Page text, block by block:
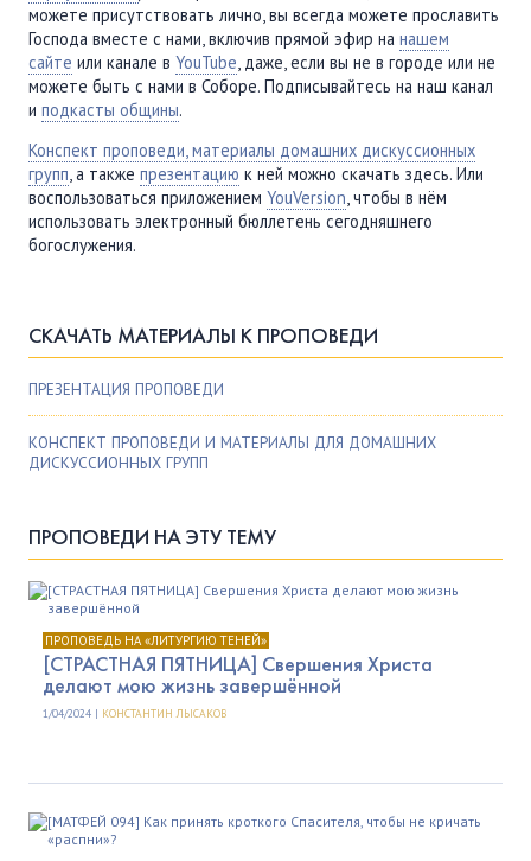
можете присутствовать лично, вы всегда можете прославить
Господа вместе с нами, включив прямой эфир на нашем
сайте или канале в YouTube , даже, если вы не в городе или не
можете быть с нами в Соборе. Подписывайтесь на наш канал
и подкасты общины.
Конспект проповеди, материалы домашних дискуссионных
групп, а также презентацию к ней можно скачать здесь. Или
воспользоваться приложением YouVersion, чтобы в нём
использовать электронный бюллетень сегодняшнего
богослужения.
СКАЧАТЬ МАТЕРИАЛЫ К ПРОПОВЕДИ
ПРЕЗЕНТАЦИЯ ПРОПОВЕДИ
КОНСПЕКТ ПРОПОВЕДИ И МАТЕРИАЛЫ ДЛЯ ДОМАШНИХ
ДИСКУССИОННЫХ ГРУПП
ПРОПОВЕДИ НА ЭТУ ТЕМУ
ПРОПОВЕДЬ НА «ЛИТУРГИЮ ТЕНЕЙ»
[СТРАСТНАЯ ПЯТНИЦА] Свершения Христа
делают мою жизнь завершённой
1/04/2024 | КОНСТАНТИН ЛЫСАКОВ